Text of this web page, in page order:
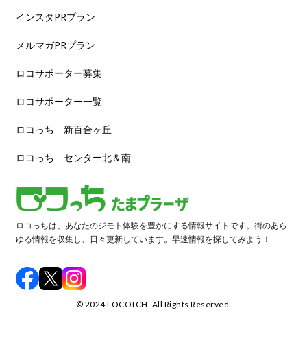
インスタPRプラン
メルマガPRプラン
ロコサポーター募集
ロコサポーター一覧
ロコっち – 新百合ヶ丘
ロコっち – センター北＆南
ロコっちは、あなたのジモト体験を豊かにする情報サイトです。街のあら
ゆる情報を収集し、日々更新しています。早速情報を探してみよう！
©️ 2024 LOCOTCH. All Rights Reserved.